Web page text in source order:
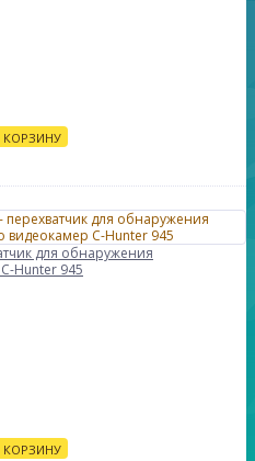
КОРЗИНУ
для обнаружения
Hunter 945
КОРЗИНУ